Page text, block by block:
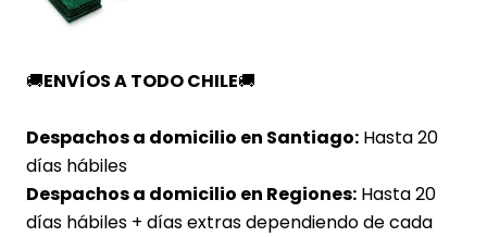
🚚ENVÍOS A TODO CHILE🚚
Despachos a domicilio en Santiago: Hasta 20
días hábiles
Despachos a domicilio en Regiones: Hasta 20
días hábiles + días extras dependiendo de cada